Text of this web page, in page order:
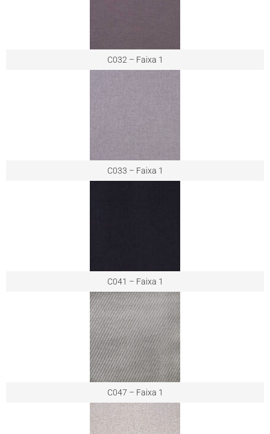
C032 – Faixa 1
C033 – Faixa 1
C041 – Faixa 1
C047 – Faixa 1